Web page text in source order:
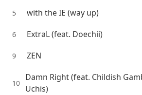
5 with the IE (way up)
6 ExtraL (feat. Doechii)
9 ZEN
10
Damn Right (feat. Childish
Uchis)